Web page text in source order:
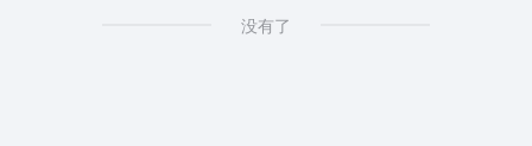
没有了